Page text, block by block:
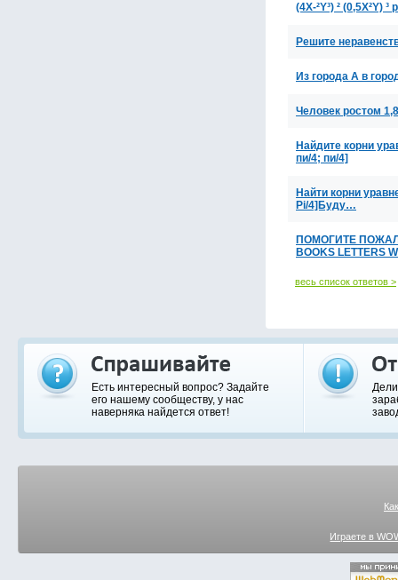
(4Χ-²Υ³) ² (0,5Χ²Υ)
Решите
Из города А в
Человек ростом
Найдите корни
пи/4; пи/4]
Найти корни
Pi/4]Буду…
ПОМОГИТЕ
BOOKS LETTERS
весь список ответов >
Есть интересный вопрос? Задайте
его нашему сообществу, у нас
наверняка найдется ответ!
Играете в